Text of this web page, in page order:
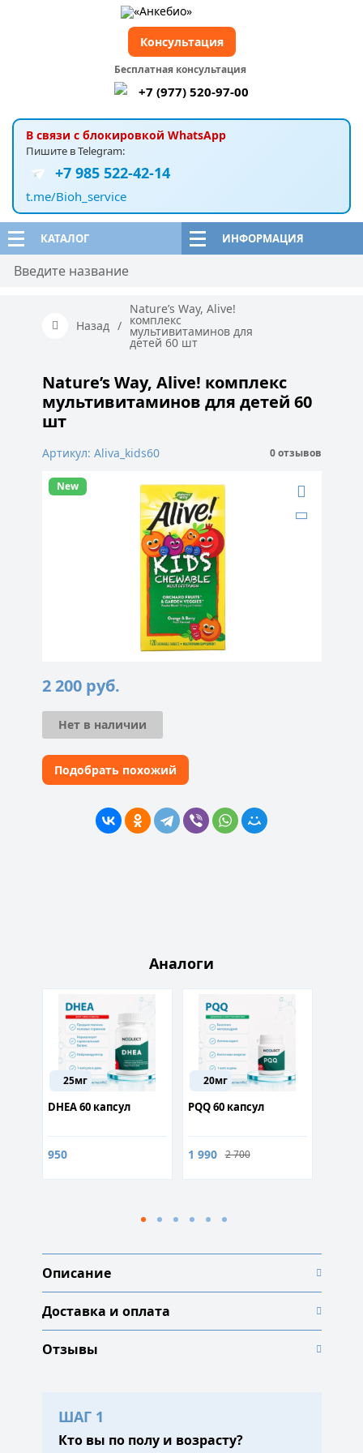
КАТАЛОГ ИНФОРМАЦИЯ
В связи с блокировкой WhatsApp
Пишите в Telegram:
+7 985 522-42-14
t.me/Bioh_service
Бесплатная консультация
+7 (977) 520-97-00
Консультация
Назад /
Nature’s Way, Alive!
комплекс
мультивитаминов для
детей 60 шт
Nature’s Way, Alive! комплекс
мультивитаминов для детей 60
шт
Артикул: Aliva_kids60 0 отзывов
New
2 200 руб.
Нет в наличии
Подобрать похожий
Аналоги
25мг
DHEA 60 капсул
950
20мг
PQQ 60 капсул
1 990 2 700
Описание
Доставка и оплата
Отзывы
ШАГ 1
Кто вы по полу и возрасту?